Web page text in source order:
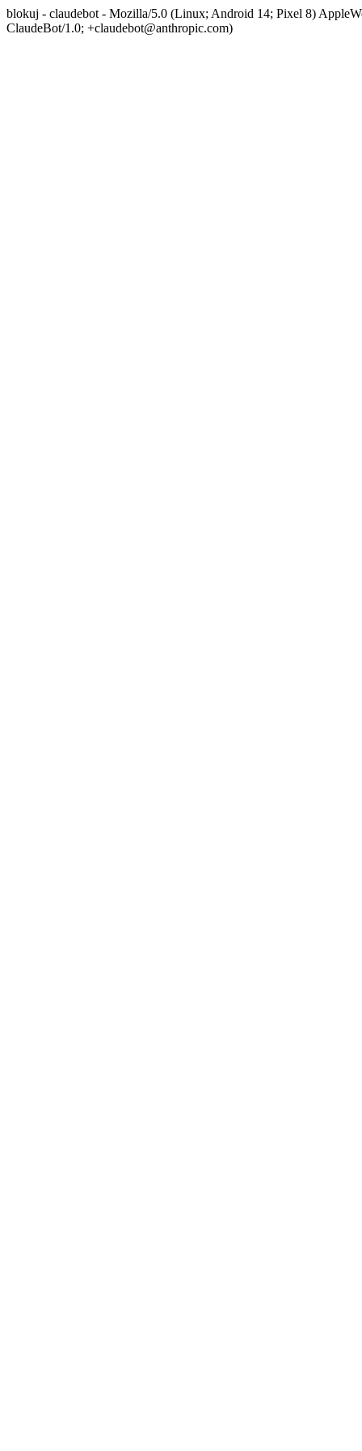
blokuj - claudebot - Mozilla/5.0 (Linux; Android 14; Pixel 8)
ClaudeBot/1.0; +claudebot@anthropic.com)